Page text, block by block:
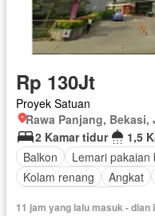
Rp 130Jt
Proyek Satuan
Rawa Panjang, Bekasi,
2 Kamar tidur
1,5
Balkon
Lemari pakaian
Kolam renang
Angkat
11 jam yang lalu masuk - dian